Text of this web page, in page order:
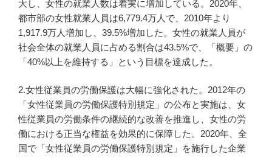
大し、女性の就業人数は着実に増加している。2020年、
都市部の女性就業人員は6,779.4万人で、2010年より
1,917.9万人増加し、39.5%増加した。女性の就業人員が
社会全体の就業人員に占める割合は43.5%で、「概要」の
「40%以上を維持する」という目標を達成した。
2.女性従業員の労働保護は大幅に強化された。2012年の
「女性従業員の労働保護特別規定」の公布と実施は、女
性従業員の労働条件の継続的な改善を推進し、女性の労
働における正当な権益を効果的に保障した。2020年、全
国で「女性従業員の労働保護特別規定」を施行した企業